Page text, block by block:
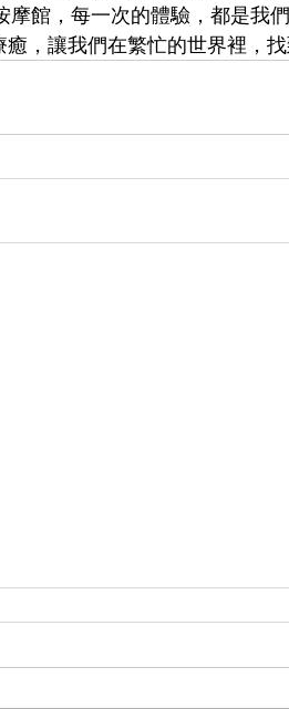
館，每一次的體驗，都是我
，讓我們在繁忙的世界裡，找